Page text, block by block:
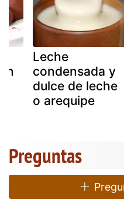
Leche
condensada y
dulce de leche
o arequipe
Preguntas